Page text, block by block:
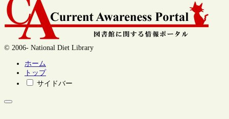
© 2006- National Diet Library
ホーム
トップ
サイドバー